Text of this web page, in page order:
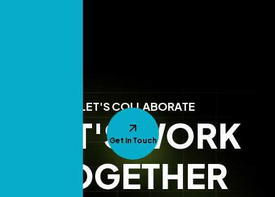
LET'S COLLABORATE
LET'S WORK
TOGETHER
Get In Touch